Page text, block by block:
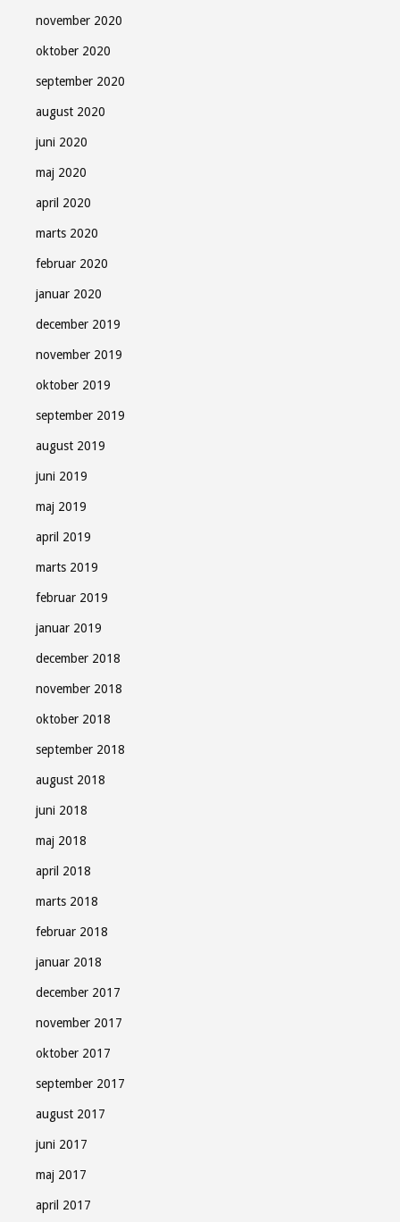
november 2020
oktober 2020
september 2020
august 2020
juni 2020
maj 2020
april 2020
marts 2020
februar 2020
januar 2020
december 2019
november 2019
oktober 2019
september 2019
august 2019
juni 2019
maj 2019
april 2019
marts 2019
februar 2019
januar 2019
december 2018
november 2018
oktober 2018
september 2018
august 2018
juni 2018
maj 2018
april 2018
marts 2018
februar 2018
januar 2018
december 2017
november 2017
oktober 2017
september 2017
august 2017
juni 2017
maj 2017
april 2017